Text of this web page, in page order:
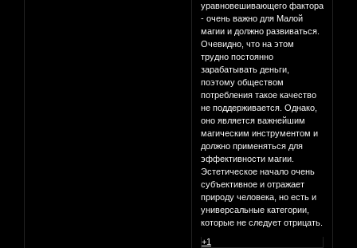
уравновешивающего фактора
- очень важно для Малой
магии и должно развиваться.
Очевидно, что на этом
трудно постоянно
зарабатывать деньги,
поэтому обществом
потребления такое качество
не поддерживается. Однако,
оно является важнейшим
магическим инструментом и
должно применяться для
эффективности магии.
Эстетическое начало очень
субъективное и отражает
природу человека, но есть и
универсальные категории,
которые не следует отрицать.
+1